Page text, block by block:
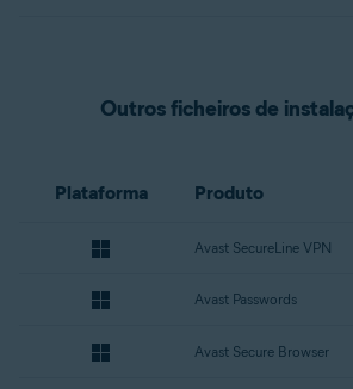
Outros ficheiros de
Plataforma Produto
Avast SecureLine VPN
Avast Passwords
Avast Secure Browser